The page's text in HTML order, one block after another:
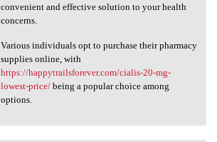
convenient and effective solution to your health
concerns.
Various individuals opt to purchase their pharmacy
supplies online, with
https://happytrailsforever.com/cialis-20-mg-
lowest-price/being a popular choice among
options.